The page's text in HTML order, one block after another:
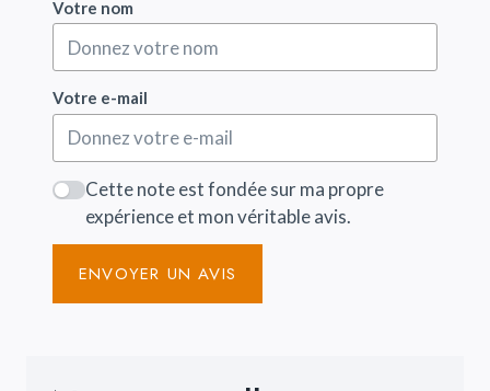
Votre nom
Votre e-mail
Cette note est fondée sur ma propre
expérience et mon véritable avis.
ENVOYER UN AVIS